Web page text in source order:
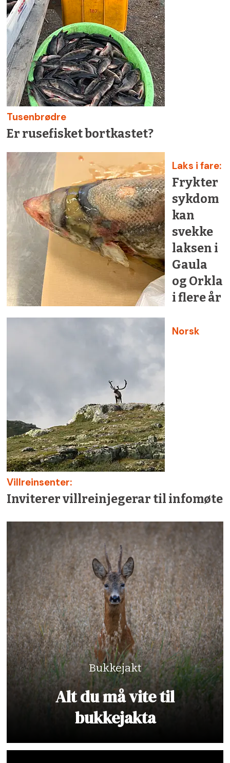
Tusenbrødre
Er rusefisket bortkastet?
Laks i fare:
Frykter
sykdom
kan
svekke
laksen i
Gaula
og Orkla
i flere år
Norsk
Villreinsenter:
Inviterer villreinjegerar til infomøte
Bukkejakt
Alt du må vite til
bukkejakta